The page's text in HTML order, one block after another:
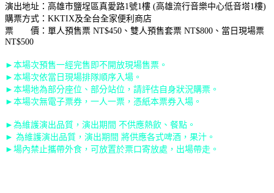
演出地址：高雄市鹽埕區真愛路1號1樓 (高雄流行音樂中心低音塔1樓)
購票方式：KKTIX及全台全家便利商店
票 價：單人預售票 NT$450、雙人預售套票 NT$800、當日現場票
NT$500
►本場次預售一經完售即不開放現場售票。
►本場次依當日現場排隊順序入場。
►本場地為部分座位、部分站位，請評估自身狀況購票。
►本場次無電子票券，一人一票，憑紙本票券入場。
►為維護演出品質，演出期間 不供應熱飲、餐點。
► 為維護演出品質，演出期間 將供應各式啤酒，果汁。
►場內禁止攜帶外食，可放置於票口寄放處，出場帶走。